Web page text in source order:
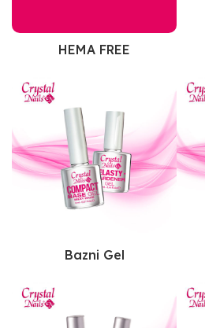
HEMA FREE
Bazni Gel